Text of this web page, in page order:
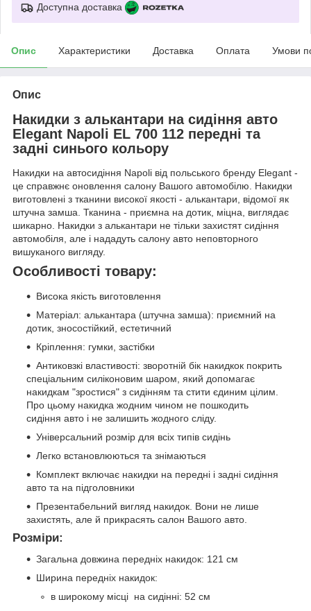
Доступна доставка
Опис Характеристики Доставка Оплата Умови
Опис
Накидки з алькантари на сидіння авто
Elegant Napoli EL 700 112 передні та
задні синього кольору
Накидки на автосидіння Napoli від польського бренду Elegant -
це справжнє оновлення салону Вашого автомобілю. Накидки
виготовлені з тканини високої якості - алькантари, відомої як
штучна замша. Тканина - приємна на дотик, міцна, виглядає
шикарно. Накидки з алькантари не тільки захистят сидіння
автомобіля, але і нададуть салону авто неповторного
вишуканого вигляду.
Особливості товару:
Висока якість виготовлення
Матеріал: алькантара (штучна замша): приємний на
дотик, зносостійкий, естетичний
Кріплення: гумки, застібки
Антиковзкі властивості: зворотній бік накидкок покрить
спеціальним силіконовим шаром, який допомагає
накидкам "зростися" з сидінням та стити єдиним цілим.
Про цьому накидка жодним чином не пошкодить
сидіння авто і не залишить жодного сліду.
Універсальний розмір для всіх типів сидінь
Легко встановлюються та знімаються
Комплект включає накидки на передні і задні сидіння
авто та на підголовники
Презентабельний вигляд накидок. Вони не лише
захистять, але й прикрасять салон Вашого авто.
Розміри:
Загальна довжина передніх накидок: 121 см
Ширина передніх накидок:
в широкому місці на сидінні: 52 см